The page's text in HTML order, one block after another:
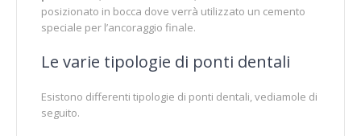
posizionato in bocca dove verrà utilizzato un cemento
speciale per l’ancoraggio finale.
Le varie tipologie di ponti dentali
Esistono differenti tipologie di ponti dentali, vediamole di
seguito.